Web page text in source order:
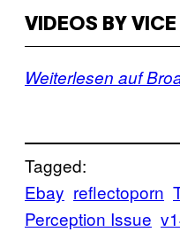
VIDEOS BY VICE
Weiterlesen auf
Tagged:
Ebay reflectoporn
Perception Issue